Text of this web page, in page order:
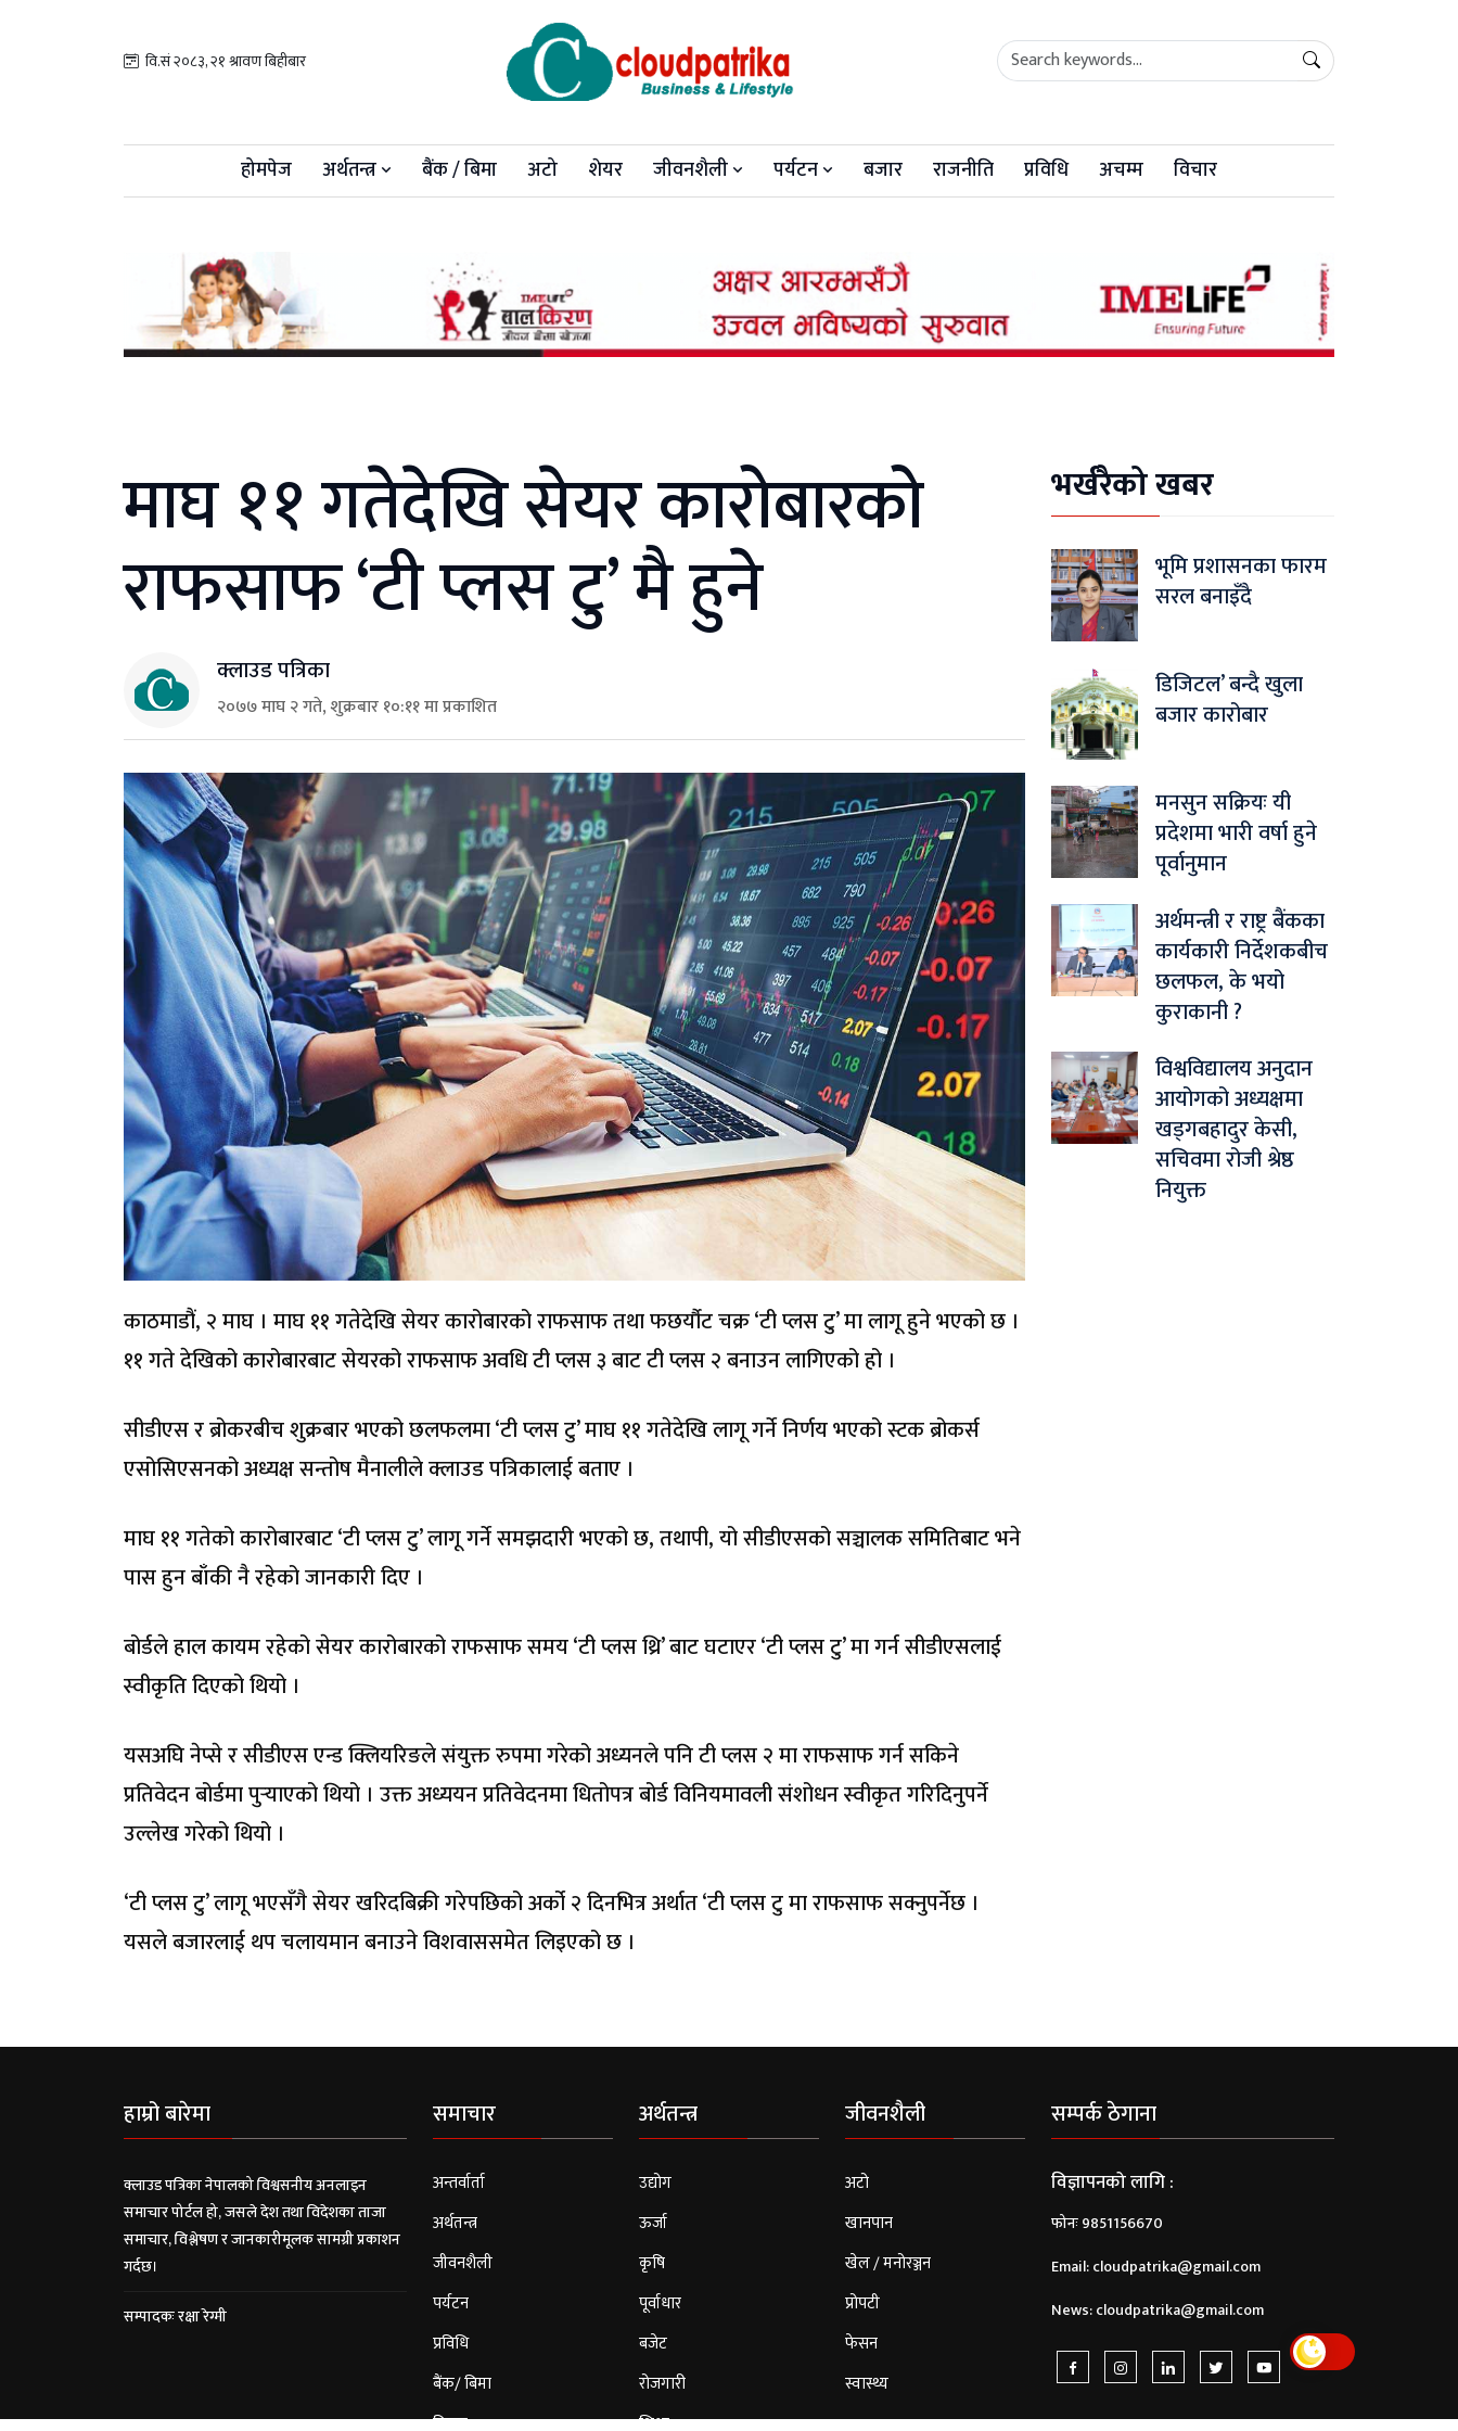
वि.सं २०८३, २१ श्रावण बिहीबार
होमपेज अर्थतन्त्र बैंक / बिमा अटो शेयर जीवनशैली पर्यटन बजार राजनीति प्रविधि अचम्म विचार
माघ ११ गतेदेखि सेयर कारोबारको
राफसाफ ‘टी प्लस टु’ मै हुने
क्लाउड पत्रिका
२०७७ माघ २ गते, शुक्रबार १०:११ मा प्रकाशित
काठमाडौं, २ माघ । माघ ११ गतेदेखि सेयर कारोबारको राफसाफ तथा फछर्यौट चक्र ‘टी प्लस टु’ मा लागू हुने भएको छ ।
११ गते देखिको कारोबारबाट सेयरको राफसाफ अवधि टी प्लस ३ बाट टी प्लस २ बनाउन लागिएको हो ।
सीडीएस र ब्रोकरबीच शुक्रबार भएको छलफलमा ‘टी प्लस टु’ माघ ११ गतेदेखि लागू गर्ने निर्णय भएको स्टक ब्रोकर्स
एसोसिएसनको अध्यक्ष सन्तोष मैनालीले क्लाउड पत्रिकालाई बताए ।
माघ ११ गतेको कारोबारबाट ‘टी प्लस टु’ लागू गर्ने समझदारी भएको छ, तथापी, यो सीडीएसको सञ्चालक समितिबाट भने
पास हुन बाँकी नै रहेको जानकारी दिए ।
बोर्डले हाल कायम रहेको सेयर कारोबारको राफसाफ समय ‘टी प्लस थ्रि’ बाट घटाएर ‘टी प्लस टु’ मा गर्न सीडीएसलाई
स्वीकृति दिएको थियो ।
यसअघि नेप्से र सीडीएस एन्ड क्लियरिङले संयुक्त रुपमा गरेको अध्यनले पनि टी प्लस २ मा राफसाफ गर्न सकिने
प्रतिवेदन बोर्डमा पुर्‍याएको थियो । उक्त अध्ययन प्रतिवेदनमा धितोपत्र बोर्ड विनियमावली संशोधन स्वीकृत गरिदिनुपर्ने
उल्लेख गरेको थियो ।
‘टी प्लस टु’ लागू भएसँगै सेयर खरिदबिक्री गरेपछिको अर्को २ दिनभित्र अर्थात ‘टी प्लस टु मा राफसाफ सक्नुपर्नेछ ।
यसले बजारलाई थप चलायमान बनाउने विशवाससमेत लिइएको छ ।
भर्खरैको खबर
भूमि प्रशासनका फारम
सरल बनाइँदै
डिजिटल’ बन्दै खुला
बजार कारोबार
मनसुन सक्रियः यी
प्रदेशमा भारी वर्षा हुने
पूर्वानुमान
अर्थमन्त्री र राष्ट्र बैंकका
कार्यकारी निर्देशकबीच
छलफल, के भयो
कुराकानी ?
विश्वविद्यालय अनुदान
आयोगको अध्यक्षमा
खड्गबहादुर केसी,
सचिवमा रोजी श्रेष्ठ
नियुक्त
हाम्रो बारेमा
क्लाउड पत्रिका नेपालको विश्वसनीय अनलाइन
समाचार पोर्टल हो, जसले देश तथा विदेशका ताजा
समाचार, विश्लेषण र जानकारीमूलक सामग्री प्रकाशन
गर्दछ।
सम्पादकः रक्षा रेग्मी
समाचार
अन्तर्वार्ता
अर्थतन्त्र
जीवनशैली
पर्यटन
प्रविधि
बैंक/ बिमा
विचार
अर्थतन्त्र
उद्योग
ऊर्जा
कृषि
पूर्वाधार
बजेट
रोजगारी
शिक्षा
जीवनशैली
अटो
खानपान
खेल / मनोरञ्जन
प्रोपटी
फेसन
स्वास्थ्य
सम्पर्क ठेगाना
विज्ञापनको लागि :
फोनः 9851156670
Email:cloudpatrika@gmail.com
News:cloudpatrika@gmail.com